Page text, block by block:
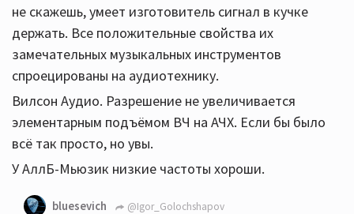
не скажешь, умеет изготовитель сигнал в кучке
держать. Все положительные свойства их
замечательных музыкальных инструментов
спроецированы на аудиотехнику.
Вилсон Аудио. Разрешение не увеличивается
элементарным подъёмом ВЧ на АЧХ. Если бы было
всё так просто, но увы.
У АллБ-Мьюзик низкие частоты хороши.
bluesevich
@Igor_Golochshapov